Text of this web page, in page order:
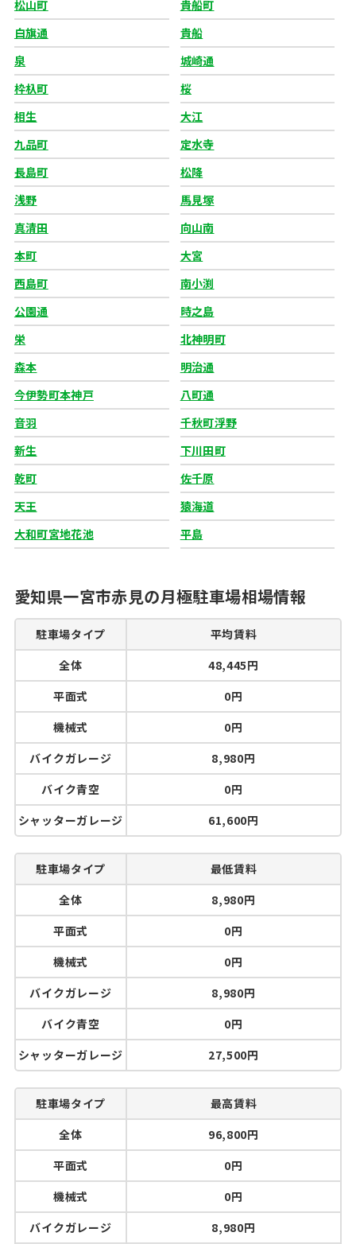
松山町
貴船町
白旗通
貴船
泉
城崎通
枠杁町
桜
相生
大江
九品町
定水寺
長島町
松降
浅野
馬見塚
真清田
向山南
本町
大宮
西島町
南小渕
公園通
時之島
栄
北神明町
森本
明治通
今伊勢町本神戸
八町通
音羽
千秋町浮野
新生
下川田町
乾町
佐千原
天王
猿海道
大和町宮地花池
平島
愛知県一宮市赤見の月極駐車場相場情報
駐車場タイプ
平均賃料
全体
48,445円
平面式
0円
機械式
0円
バイクガレージ
8,980円
バイク青空
0円
シャッターガレージ
61,600円
駐車場タイプ
最低賃料
全体
8,980円
平面式
0円
機械式
0円
バイクガレージ
8,980円
バイク青空
0円
シャッターガレージ
27,500円
駐車場タイプ
最高賃料
全体
96,800円
平面式
0円
機械式
0円
バイクガレージ
8,980円